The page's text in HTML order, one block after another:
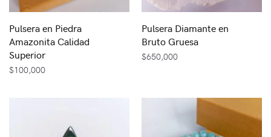
Pulsera en Piedra
Amazonita Calidad
Superior
$100,000
Pulsera Diamante en
Bruto Gruesa
$650,000